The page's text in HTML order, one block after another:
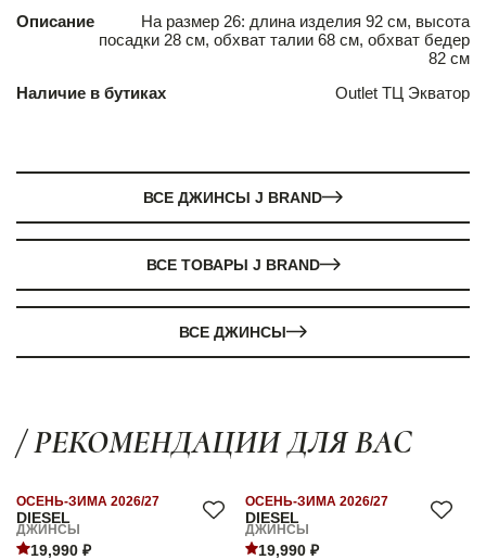
Описание
На размер 26: длина изделия 92 см, высота
посадки 28 см, обхват талии 68 см, обхват бедер
82 см
Наличие в бутиках
Outlet ТЦ Экватор
ВСЕ ДЖИНСЫ J BRAND
ВСЕ ТОВАРЫ J BRAND
ВСЕ ДЖИНСЫ
/ РЕКОМЕНДАЦИИ ДЛЯ ВАС
DIESEL
ОСЕНЬ-ЗИМА 2026/27
ДЖИНСЫ
19,990 ₽
DIESEL
ОСЕНЬ-ЗИМА 2026/27
ДЖИНСЫ
19,990 ₽